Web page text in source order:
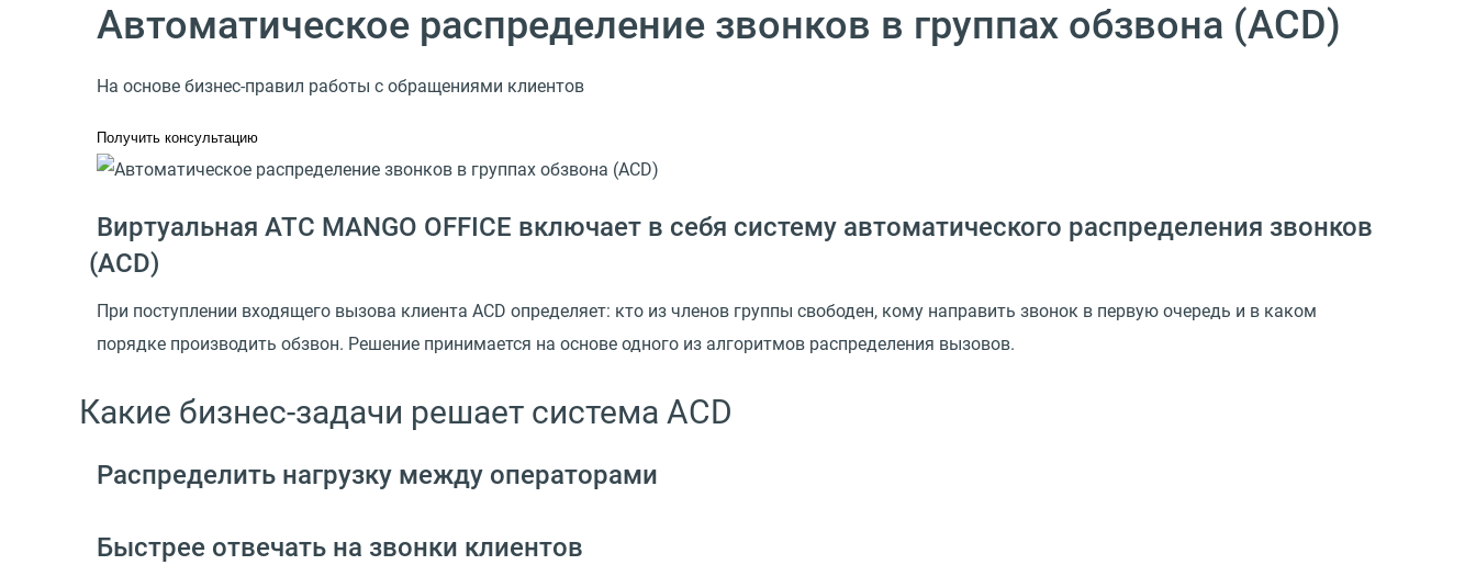
Автоматическое распределение звонков в группах обзвона (ACD)
На основе бизнес-правил работы с обращениями клиентов
Получить консультацию
Виртуальная АТС MANGO OFFICE включает в себя систему автоматического распределения звонков
(ACD)
При поступлении входящего вызова клиента ACD определяет: кто из членов группы свободен, кому направить звонок в первую очередь и в каком
порядке производить обзвон. Решение принимается на основе одного из алгоритмов распределения вызовов.
Какие бизнес-задачи решает система ACD
Распределить нагрузку между операторами
Быстрее отвечать на звонки клиентов